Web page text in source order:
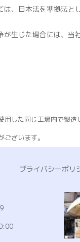
は、日本法を準拠法と
生じた場合には、当
した同じ工場内で製造
ざいます。
プライバシーポリ